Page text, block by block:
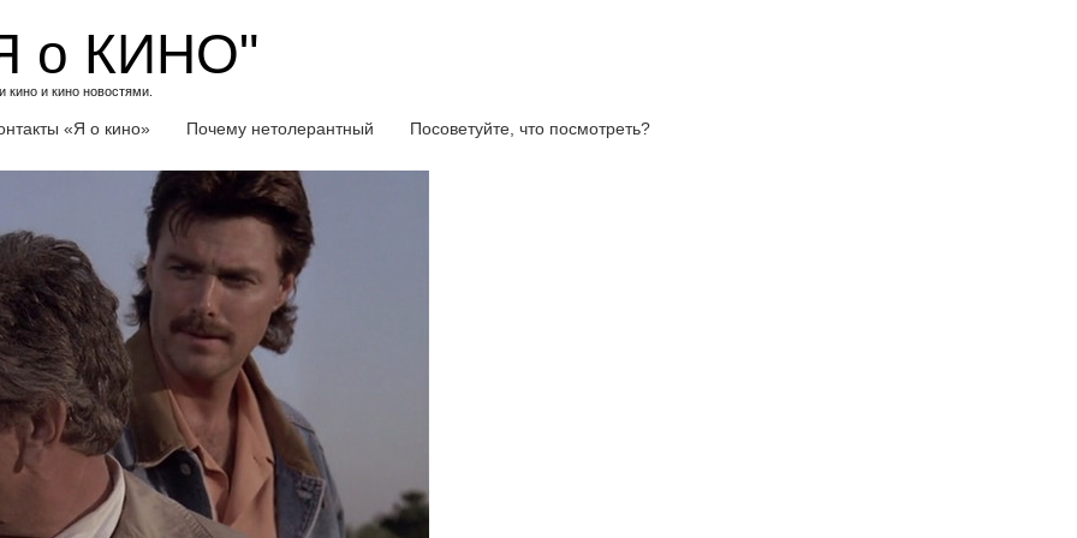
о КИНО"
кино и кино новостями.
«Я о кино» Почему нетолерантный Посоветуйте, что посмотреть?